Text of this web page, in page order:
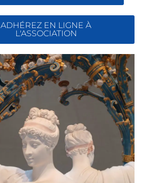
ADHÉREZ EN LIGNE À
L'ASSOCIATION